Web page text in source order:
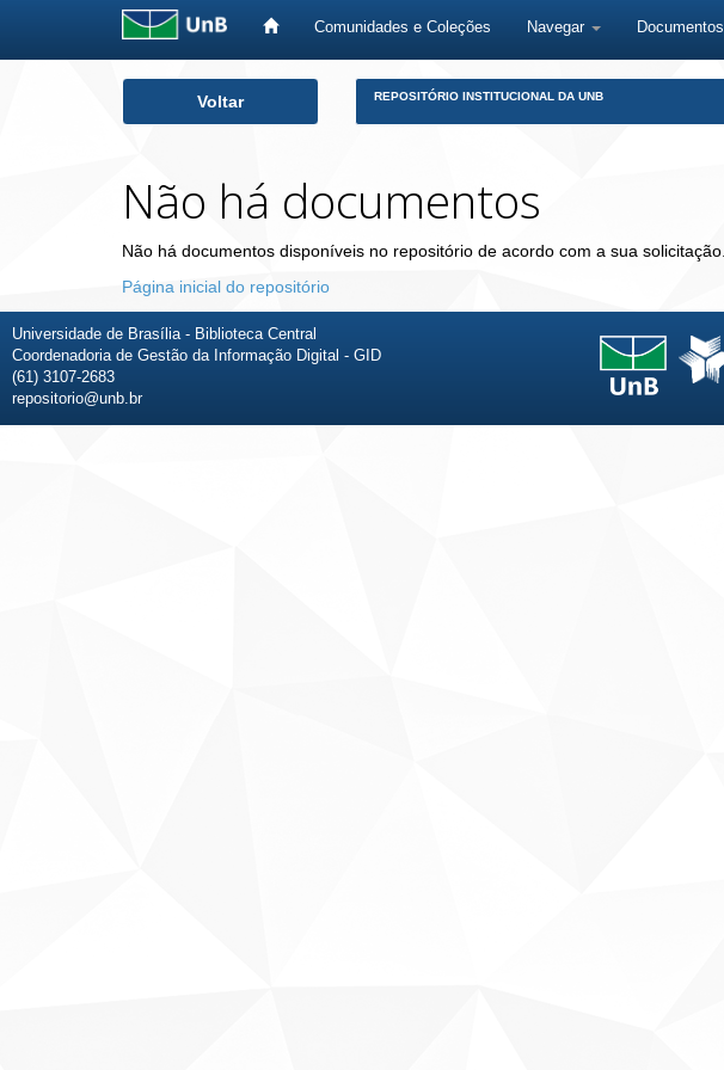
Comunidades e Coleções Navegar Documentos
Voltar REPOSITÓRIO INSTITUCIONAL DA UNB
Não há documentos
Não há documentos disponíveis no repositório de acordo com a sua solicitação.
Página inicial do repositório
Universidade de Brasília - Biblioteca Central
Coordenadoria de Gestão da Informação Digital - GID
(61) 3107-2683
repositorio@unb.br